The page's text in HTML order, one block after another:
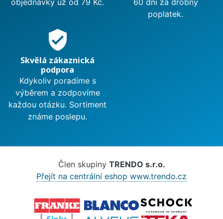
poplatek.
verified_user
Skvělá zákaznická
podpora
Kdykoliv poradíme s
výběrem a zodpovíme
každou otázku. Sortiment
známe poslepu.
Člen skupiny TRENDO s.r.o.
Přejít na centrální eshop www.trendo.cz